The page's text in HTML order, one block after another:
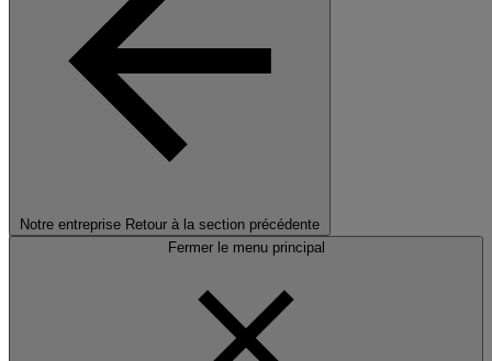
Notre entreprise Retour à la section précédente
Fermer le menu principal